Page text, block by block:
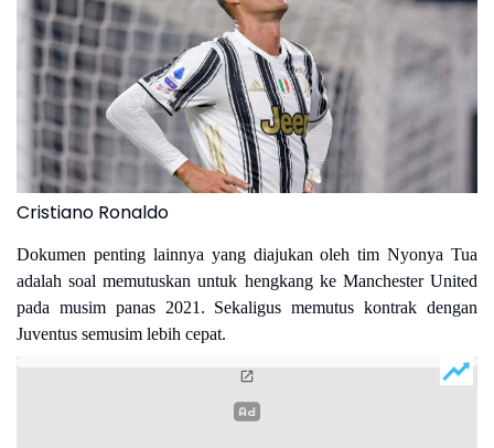
Cristiano Ronaldo
Dokumen penting lainnya yang diajukan oleh tim Nyonya Tua
adalah soal memutuskan untuk hengkang ke Manchester United
pada musim panas 2021. Sekaligus memutus kontrak dengan
Juventus semusim lebih cepat.